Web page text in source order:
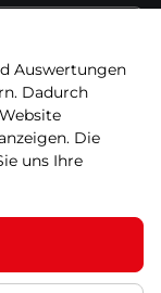
erklären
Auswertungen
Dadurch
Die
uns Ihre